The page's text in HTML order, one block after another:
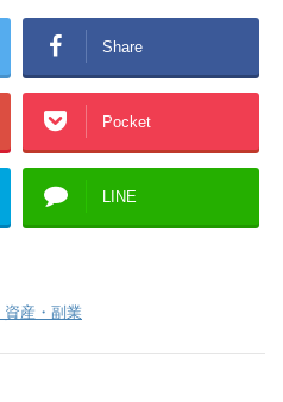
Share
Pocket
LINE
資産・副業